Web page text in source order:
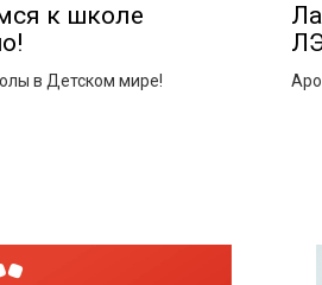
к школе
в Детском мире!